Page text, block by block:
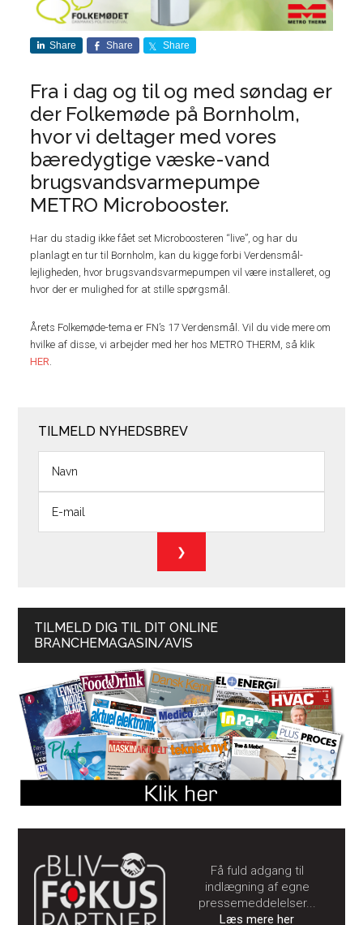
Share Share Share
Fra i dag og til og med søndag er
der Folkemøde på Bornholm,
hvor vi deltager med vores
bæredygtige væske-vand
brugsvandsvarmepumpe
METRO Microbooster.
Har du stadig ikke fået set Microboosteren “live”, og har du
planlagt en tur til Bornholm, kan du kigge forbi Verdensmål-
lejligheden, hvor brugsvandsvarmepumpen vil være installeret, og
hvor der er mulighed for at stille spørgsmål.
Årets Folkemøde-tema er FN’s 17 Verdensmål. Vil du vide mere om
hvilke af disse, vi arbejder med her hos METRO THERM, så klik
HER
TILMELD NYHEDSBREV
TILMELD DIG TIL DIT ONLINE
BRANCHEMAGASIN/AVIS
Få fuld adgang til
indlægning af egne
pressemeddelelser...
Læs mere her